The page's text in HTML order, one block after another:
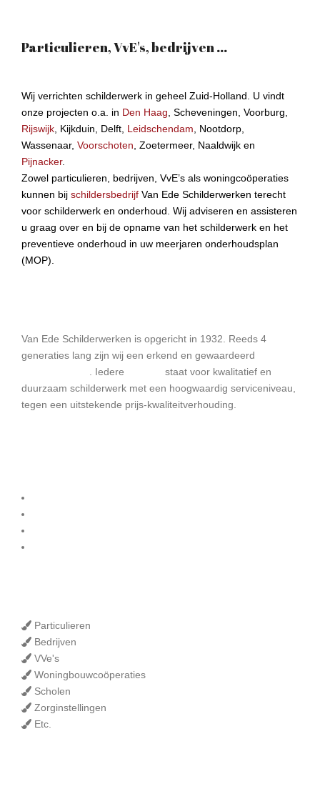
Particulieren, VvE's, bedrijven ...
Wij verrichten schilderwerk in geheel Zuid-Holland. U vindt
onze projecten o.a. in Den Haag, Scheveningen, Voorburg,
Rijswijk, Kijkduin, Delft, Leidschendam, Nootdorp,
Wassenaar, Voorschoten, Zoetermeer, Naaldwijk en
Pijnacker.
Zowel particulieren, bedrijven, VvE’s als woningcoöperaties
kunnen bij schildersbedrijf Van Ede Schilderwerken terecht
voor schilderwerk en onderhoud. Wij adviseren en assisteren
u graag over en bij de opname van het schilderwerk en het
preventieve onderhoud in uw meerjaren onderhoudsplan
(MOP).
Van Ede Schilderwerken is opgericht in 1932. Reeds 4
generaties lang zijn wij een erkend en gewaardeerd
. Iedere
staat voor kwalitatief en
duurzaam schilderwerk met een hoogwaardig serviceniveau,
tegen een uitstekende prijs-kwaliteitverhouding.
Particulieren
Bedrijven
VVe's
Woningbouwcoöperaties
Scholen
Zorginstellingen
Etc.